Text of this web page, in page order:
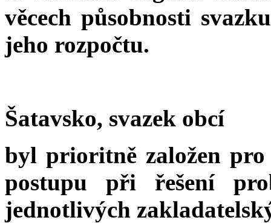
věcech působnosti
jeho rozpočtu.
Šatavsko, svazek obcí
byl prioritně založen pro
postupu při řešení
jednotlivých